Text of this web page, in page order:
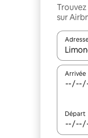
sur
Arrivée
Départ